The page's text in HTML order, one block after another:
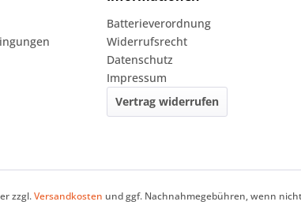
Batterieverordnung
Widerrufsrecht
Datenschutz
Impressum
Vertrag widerrufen
zzgl.Versandkosten und ggf. Nachnahmegebühren, wenn